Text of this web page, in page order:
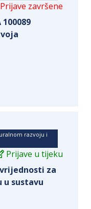
Prijave završene
razvoju i
Prijave u tijeku
za
u sustavu